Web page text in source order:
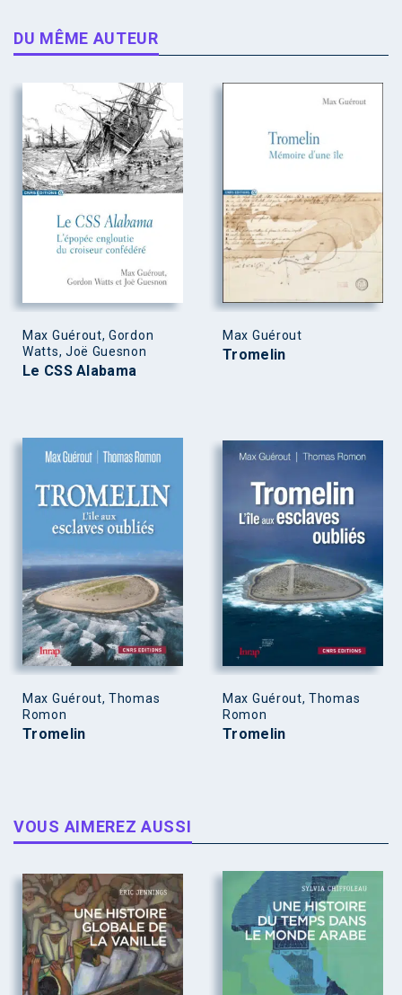
DU MÊME AUTEUR
Max Guérout, Gordon
Watts, Joë Guesnon
Le CSS Alabama
Max Guérout
Tromelin
Max Guérout, Thomas
Romon
Tromelin
Max Guérout, Thomas
Romon
Tromelin
VOUS AIMEREZ AUSSI